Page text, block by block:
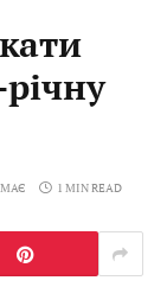
1 MIN READ